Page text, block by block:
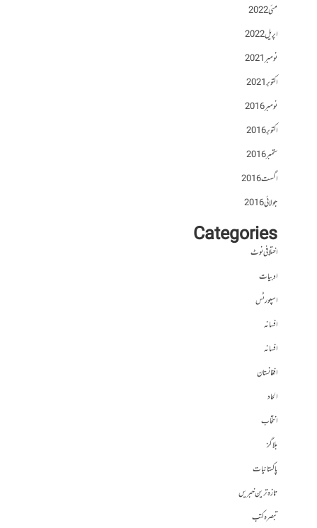
مئی 2022
اپریل 2022
نومبر 2021
اکتوبر 2021
نومبر 2016
اکتوبر 2016
ستمبر 2016
اگست 2016
جولائی 2016
Categories
اختلافی نوٹ
ادبیات
اسپورٹس
افسانہ
افسانہ
افغانستان
الحاد
انتخاب
بلاگز
پاکستانیات
تازہ ترین خبریں
تبصرہ کتب